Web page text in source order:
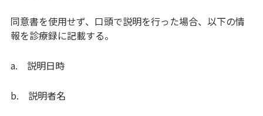
同意書を使用せず、口頭で説明を行った場合、以下の情
報を診療録に記載する。
a. 説明日時
b. 説明者名